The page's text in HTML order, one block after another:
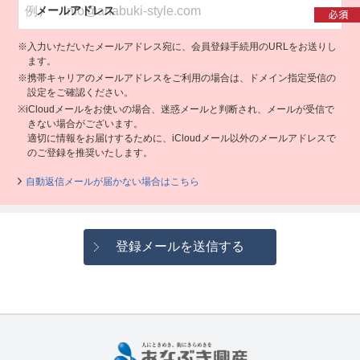
メールアドレス
※入力いただいたメールアドレス宛に、会員登録手続用のURLをお送りし
ます。
※携帯キャリアのメールアドレスをご利用の場合は、ドメイン指定受信の
設定をご確認ください。
※iCloudメールをお使いの場合、迷惑メールと判断され、メールが受信で
きない場合がございます。
適切に情報をお届けするために、iCloudメール以外のメールアドレスで
のご登録を推奨いたします。
自動返信メールが届かない場合はこちら
登録メールを送信する